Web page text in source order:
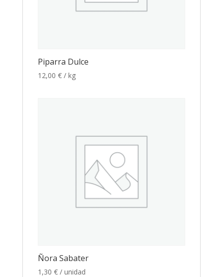
Piparra Dulce
12,00 € / kg
Ñora Sabater
1,30 € / unidad